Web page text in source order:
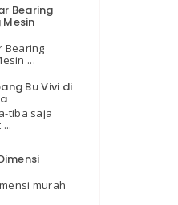
Bearing
Bearing
...
Bu Vivi di
tiba saja
murah